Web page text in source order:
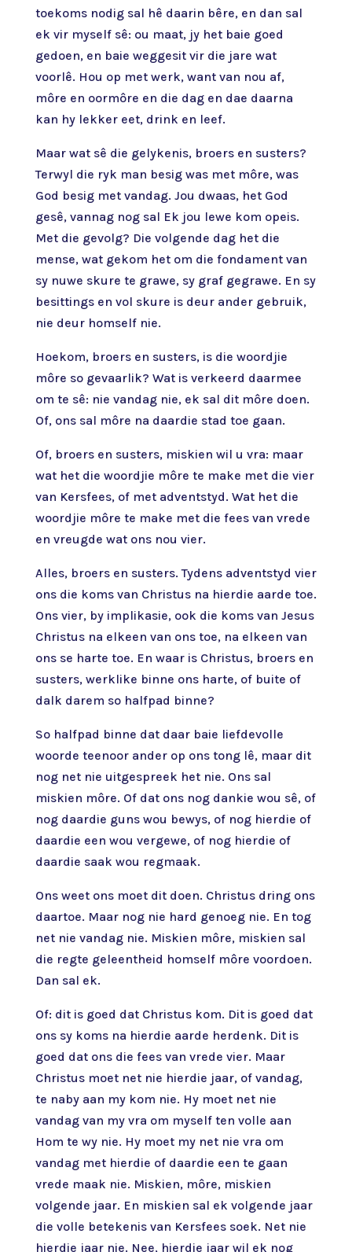
toekoms nodig sal hê daarin bêre, en dan sal
ek vir myself sê: ou maat, jy het baie goed
gedoen, en baie weggesit vir die jare wat
voorlê. Hou op met werk, want van nou af,
môre en oormôre en die dag en dae daarna
kan hy lekker eet, drink en leef.
Maar wat sê die gelykenis, broers en susters?
Terwyl die ryk man besig was met môre, was
God besig met vandag. Jou dwaas, het God
gesê, vannag nog sal Ek jou lewe kom opeis.
Met die gevolg? Die volgende dag het die
mense, wat gekom het om die fondament van
sy nuwe skure te grawe, sy graf gegrawe. En sy
besittings en vol skure is deur ander gebruik,
nie deur homself nie.
Hoekom, broers en susters, is die woordjie
môre so gevaarlik? Wat is verkeerd daarmee
om te sê: nie vandag nie, ek sal dit môre doen.
Of, ons sal môre na daardie stad toe gaan.
Of, broers en susters, miskien wil u vra: maar
wat het die woordjie môre te make met die vier
van Kersfees, of met adventstyd. Wat het die
woordjie môre te make met die fees van vrede
en vreugde wat ons nou vier.
Alles, broers en susters. Tydens adventstyd vier
ons die koms van Christus na hierdie aarde toe.
Ons vier, by implikasie, ook die koms van Jesus
Christus na elkeen van ons toe, na elkeen van
ons se harte toe. En waar is Christus, broers en
susters, werklike binne ons harte, of buite of
dalk darem so halfpad binne?
So halfpad binne dat daar baie liefdevolle
woorde teenoor ander op ons tong lê, maar dit
nog net nie uitgespreek het nie. Ons sal
miskien môre. Of dat ons nog dankie wou sê, of
nog daardie guns wou bewys, of nog hierdie of
daardie een wou vergewe, of nog hierdie of
daardie saak wou regmaak.
Ons weet ons moet dit doen. Christus dring ons
daartoe. Maar nog nie hard genoeg nie. En tog
net nie vandag nie. Miskien môre, miskien sal
die regte geleentheid homself môre voordoen.
Dan sal ek.
Of: dit is goed dat Christus kom. Dit is goed dat
ons sy koms na hierdie aarde herdenk. Dit is
goed dat ons die fees van vrede vier. Maar
Christus moet net nie hierdie jaar, of vandag,
te naby aan my kom nie. Hy moet net nie
vandag van my vra om myself ten volle aan
Hom te wy nie. Hy moet my net nie vra om
vandag met hierdie of daardie een te gaan
vrede maak nie. Miskien, môre, miskien
volgende jaar. En miskien sal ek volgende jaar
die volle betekenis van Kersfees soek. Net nie
hierdie jaar nie. Nee, hierdie jaar wil ek nog